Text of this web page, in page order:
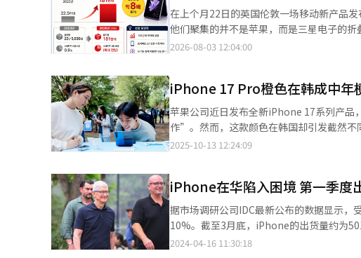
在上个月22日的英国伦敦一场移动新产品
他们聚集的并不是苹果，而是三星电子的折叠手机“Galaxy Z8”系列
据，2025财年（2025年4月至2026年3月）
场变化。在日本整体智能手机市场中，三星
所指出，2023财年日本折叠手机市场中，
三星的产品。尽管当时日本的折叠手机出
财年，出货量将增至181万部，约增长8倍
来越多的现有折叠手机用户选择更换为新款
效果也已得到验证。软银的执行董事高桥
普通直板智能手机时“高出约两倍”。软银此次也加强
也相对较高。KDDI的佐佐木正美表示，折
有Wi-Fi的情况下，往往不愿意使用移动数
出时观看视频的频率增加，数据使用量自然
2026-08-03 12:04:00
iPhone 17 Pro橙色在韩成中年
苹果公司近日发布全新iPhone 17系列产
作”。然而，这款颜色在韩国却引发截然
forty）”风潮，他们戴棒球帽、穿印有英
名二三十多岁群体进行的最新调查显示，
59.1%的受访者表示会选择三星Galaxy，
价格来决定。 从性别来看，男性中有70.6%选择Galaxy；女性中iPhone（51%）略高于Galaxy（48.8%），但差距
并不明显。这一结果导致韩国智能手机市
轻的象征，而这一趋势正在出现逆转。 分析认为，三星近期面向MZ世代的营销策略功不可没。三星推出与奈飞
2025-10-13 12:24:09
iPhone在华陷入困境 第一季度
据市场调研公司IDC最新公布的数据显示
10%。截至3月底，iPhone的出货量约为
估值5170万部。 IDC解释称，新冠疫情导致的供应链瘫痪影响仍在持续，导致iPhone出货量下降的幅度达到了疫情
2024-04-16 11:30:18